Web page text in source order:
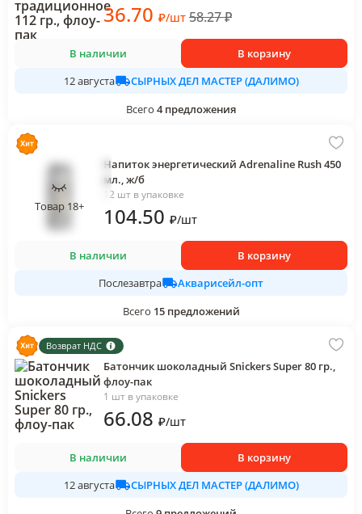
36.70 ₽/шт 58.27₽
В наличии
В корзину
12 августа
СЫРНЫХ ДЕЛ МАСТЕР (ДАЛИМО)
Всего 4 предложения
Товар 18+
Напиток энергетический Adrenaline Rush 450
мл., ж/б
12 шт в упаковке
104.50 ₽/шт
В наличии
В корзину
Послезавтра
Акварисейл-опт
Всего 15 предложений
Возврат НДС
Батончик шоколадный Snickers Super 80 гр.,
флоу-пак
1 шт в упаковке
66.08 ₽/шт
В наличии
В корзину
12 августа
СЫРНЫХ ДЕЛ МАСТЕР (ДАЛИМО)